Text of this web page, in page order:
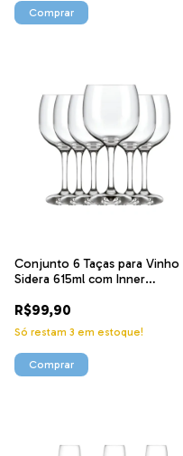
Conjunto 6 Taças para Vinho
Sidera 615ml com Inner
R$99,90
Só restam 3 em estoque!